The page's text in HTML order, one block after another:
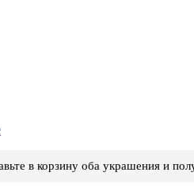
в корзину оба украшения и